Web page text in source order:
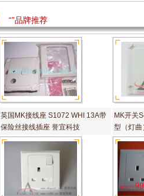
“”品牌推荐
英国MK接线座 S1072 WHI 13A带
保险丝接线插座 誉宜科技
MK开关
型（灯曲